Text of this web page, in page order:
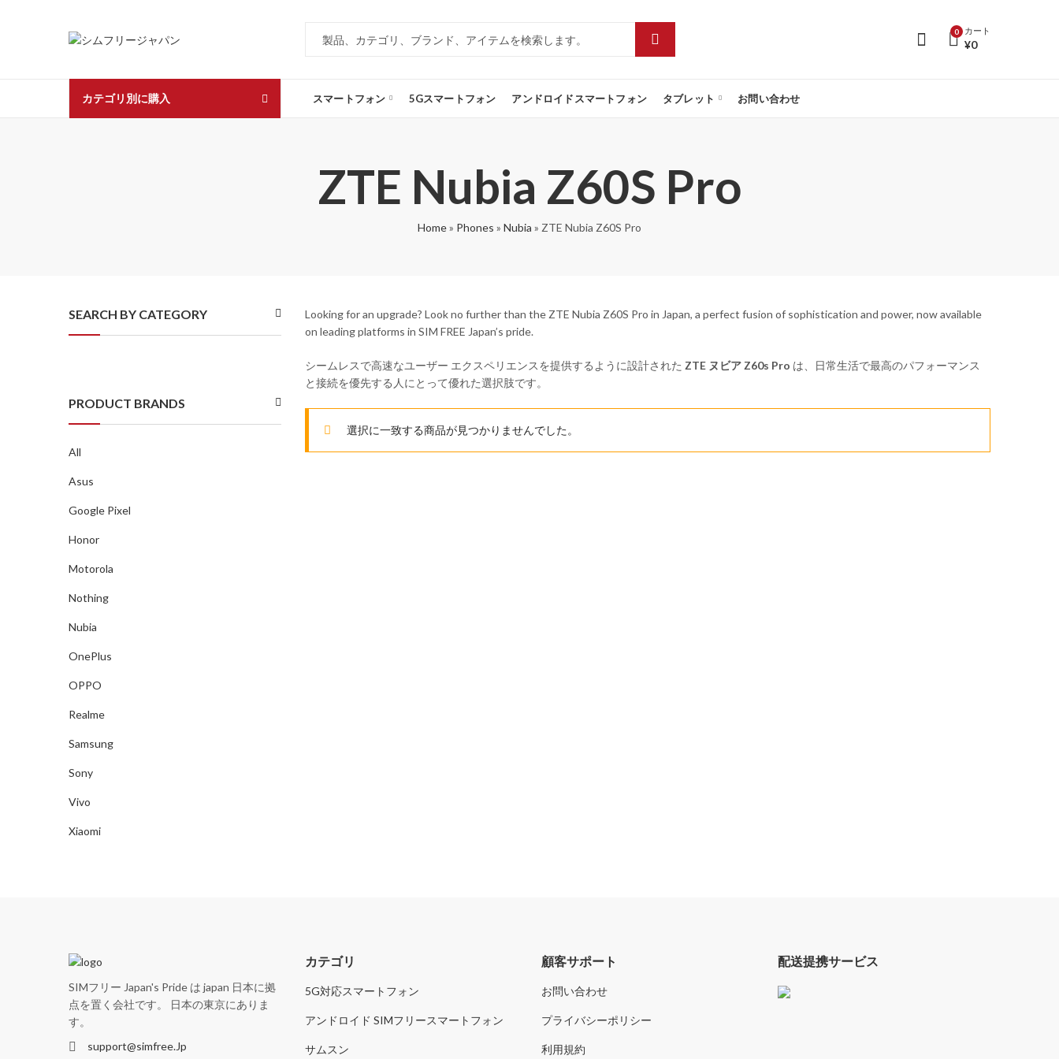
0 カート
¥0
カテゴリ別に購入 スマートフォン 5Gスマートフォン アンドロイドスマートフォン タブレット お問い合わせ
ZTE Nubia Z60S Pro
Home» Phones » Nubia » ZTE Nubia Z60S Pro
Looking for an upgrade? Look no further than the ZTE Nubia Z60S Pro in Japan, a perfect fusion of sophistication and power, now available
on leading platforms in SIM FREE Japan’s pride.
シームレスで高速なユーザー エクスペリエンスを提供するように設計された ZTE ヌビア Z60s Pro は、日常生活で最高のパフォーマンス
と接続を優先する人にとって優れた選択肢です。
選択に一致する商品が見つかりませんでした。
SEARCH BY CATEGORY
PRODUCT BRANDS
All
Asus
Google Pixel
Honor
Motorola
Nothing
Nubia
OnePlus
OPPO
Realme
Samsung
Sony
Vivo
Xiaomi
SIMフリー Japan's Pride は japan 日本に拠
点を置く会社です。 日本の東京にありま
す。
support@simfree.Jp
カテゴリ
5G対応スマートフォン
アンドロイド SIMフリースマートフォン
サムスン
顧客サポート
お問い合わせ
プライバシーポリシー
利用規約
配送提携サービス